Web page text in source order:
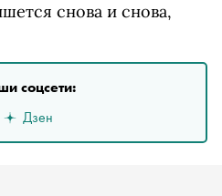
снова и снова,
соцсети:
Дзен